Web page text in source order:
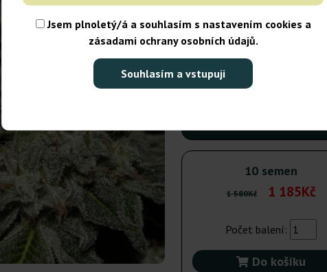
Jsem plnoletý/á a souhlasím s nastavením cookies a
zásadami ochrany osobních údajů.
Souhlasím a vstupuji
5 semen
Odeslání do 3-7
dnů
25%
1
25%
10 semen
1 580Kč 1 185Kč
Počet balení:
Do košíku